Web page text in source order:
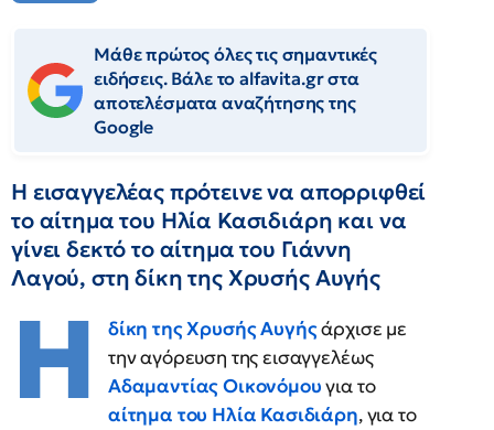
Μάθε πρώτος όλες τις σημαντικές
ειδήσεις. Βάλε το alfavita.gr στα
αποτελέσματα αναζήτησης της
Google
Η εισαγγελέας πρότεινε να απορριφθεί
το αίτημα του Ηλία Κασιδιάρη και να
γίνει δεκτό το αίτημα του Γιάννη
Λαγού, στη δίκη της Χρυσής Αυγής
Η δίκη της Χρυσής Αυγήςάρχισε με
την αγόρευση της εισαγγελέως
Αδαμαντίας Οικονόμουγια το
αίτημα του Ηλία Κασιδιάρη, για το